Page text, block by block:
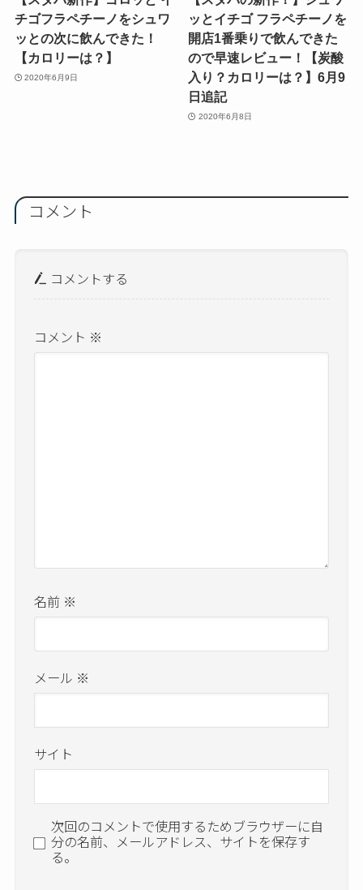
チゴフラペチーノをシュワ
ッとの次に飲んできた！
【カロリーは？】
2020年6月9日
ッとイチゴ フラペチーノを
開店1番乗りで飲んできた
ので早速レビュー！【炭酸
入り？カロリーは？】6月9
日追記
2020年6月8日
コメント
コメントする
コメント ※
名前 ※
メール ※
サイト
次回のコメントで使用するためブラウザーに自
分の名前、メールアドレス、サイトを保存す
る。